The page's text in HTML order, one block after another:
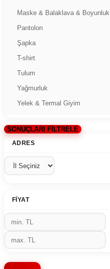
Maske & Balaklava & Boyunluk
Pantolon
Şapka
T-shirt
Tulum
Yağmurluk
Yelek & Termal Giyim
SONUÇLARI FİLTRELE
ADRES
FIYAT